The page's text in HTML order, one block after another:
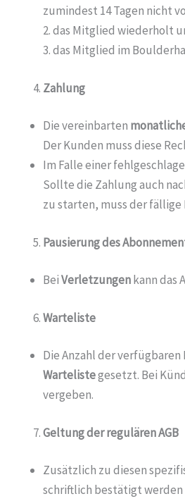
zumindest 14 Tagen nicht
2. das Mitglied wiederholt
3. das Mitglied im
Zahlung
Die vereinbarten
Der Kunden muss diese
Im Falle einer
Sollte die Zahlung auch
zu starten, muss der
Pausierung des
BeiVerletzungenkann das
Warteliste
Die Anzahl der
Wartelistegesetzt. Bei
vergeben.
Geltung der regulären AGB
Zusätzlich zu diesen
schriftlich bestätigt werden